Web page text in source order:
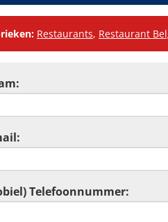
Restaurants, Restaurant
Telefoonnummer: